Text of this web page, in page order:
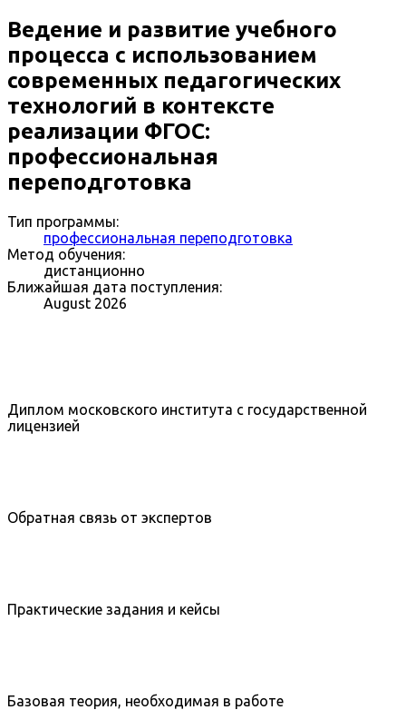
Ведение и развитие учебного
процесса с использованием
современных педагогических
технологий в контексте
реализации ФГОС:
профессиональная
переподготовка
Тип программы:
профессиональная переподготовка
Метод обучения:
дистанционно
Ближайшая дата поступления:
August 2026
Диплом московского института с государственной
лицензией
Обратная связь от экспертов
Практические задания и кейсы
Базовая теория, необходимая в работе